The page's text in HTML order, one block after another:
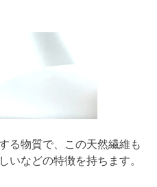
る物質で、この天然繊維も
いなどの特徴を持ちます。